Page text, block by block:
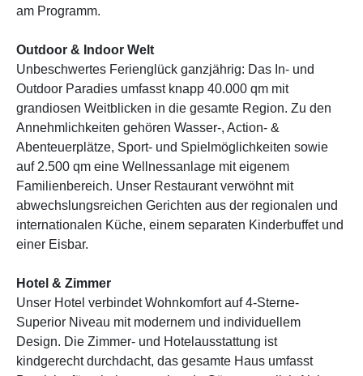
am Programm.
Outdoor & Indoor Welt
Unbeschwertes Ferienglück ganzjährig: Das In- und
Outdoor Paradies umfasst knapp 40.000 qm mit
grandiosen Weitblicken in die gesamte Region. Zu den
Annehmlichkeiten gehören Wasser-, Action- &
Abenteuerplätze, Sport- und Spielmöglichkeiten sowie
auf 2.500 qm eine Wellnessanlage mit eigenem
Familienbereich. Unser Restaurant verwöhnt mit
abwechslungsreichen Gerichten aus der regionalen und
internationalen Küche, einem separaten Kinderbuffet und
einer Eisbar.
Hotel & Zimmer
Unser Hotel verbindet Wohnkomfort auf 4-Sterne-
Superior Niveau mit modernem und individuellem
Design. Die Zimmer- und Hotelausstattung ist
kindgerecht durchdacht, das gesamte Haus umfasst